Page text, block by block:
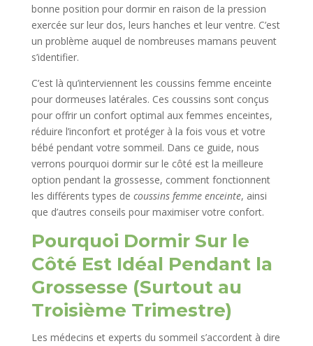
bonne position pour dormir en raison de la pression
exercée sur leur dos, leurs hanches et leur ventre. C’est
un problème auquel de nombreuses mamans peuvent
s’identifier.
C’est là qu’interviennent les coussins femme enceinte
pour dormeuses latérales. Ces coussins sont conçus
pour offrir un confort optimal aux femmes enceintes,
réduire l’inconfort et protéger à la fois vous et votre
bébé pendant votre sommeil. Dans ce guide, nous
verrons pourquoi dormir sur le côté est la meilleure
option pendant la grossesse, comment fonctionnent
les différents types de coussins femme enceinte, ainsi
que d’autres conseils pour maximiser votre confort.
Pourquoi Dormir Sur le
Côté Est Idéal Pendant la
Grossesse (Surtout au
Troisième Trimestre)
Les médecins et experts du sommeil s’accordent à dire